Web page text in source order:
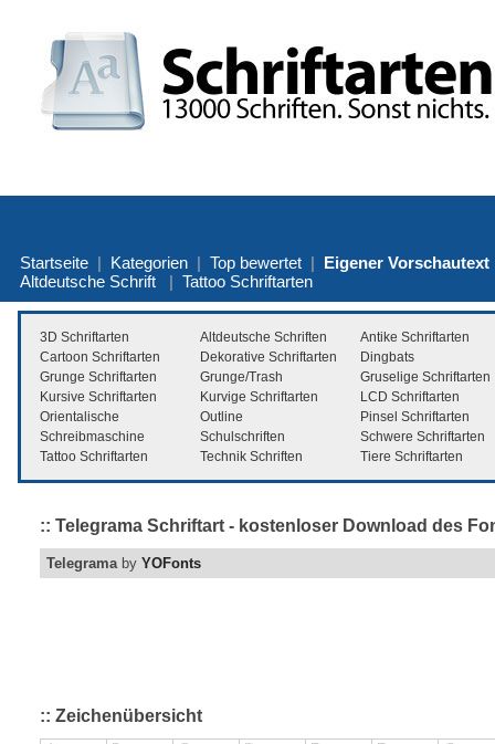
Startseite | Kategorien | Top bewertet | Eigener Vorschautext
Altdeutsche Schrift | Tattoo Schriftarten
3D Schriftarten Altdeutsche Schriften
Antike Schriftarten
Cartoon Schriftarten
Dekorative Schriftarten
Dingbats
Grunge Schriftarten
Grunge/Trash
Gruselige Schriftarten
Kursive Schriftarten
Kurvige Schriftarten
LCD Schriftarten
Orientalische
Outline
Pinsel Schriftarten
Schreibmaschine
Schulschriften
Schwere Schriftarten
Tattoo Schriftarten
Technik Schriften Tiere Schriftarten
:: Telegrama Schriftart - kostenloser Download des
Telegramaby YOFonts
:: Zeichenübersicht